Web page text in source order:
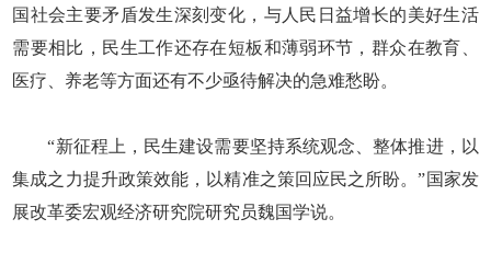
国社会主要矛盾发生深刻变化，与人民日益增长的美好生活
需要相比，民生工作还存在短板和薄弱环节，群众在教育、
医疗、养老等方面还有不少亟待解决的急难愁盼。
“新征程上，民生建设需要坚持系统观念、整体推进，以
集成之力提升政策效能，以精准之策回应民之所盼。”国家发
展改革委宏观经济研究院研究员魏国学说。